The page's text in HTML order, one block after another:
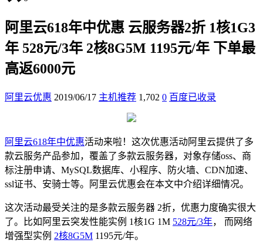
阿里云618年中优惠 云服务器2折 1核1G3
年 528元/3年 2核8G5M 1195元/年 下单最
高返6000元
阿里云优惠 2019/06/17 主机推荐 1,702 0 百度已收录
阿里云618年中优惠活动来啦！这次优惠活动阿里云提供了多
款云服务产品参加，覆盖了多款云服务器，对象存储oss、商
标注册申请、MySQL数据库、小程序、防火墙、CDN加速、
ssl证书、安骑士等。阿里云优惠会在本文中介绍详细情况。
这次活动最受关注的是多款云服务器 2折，优惠力度确实很大
了。比如阿里云突发性能实例 1核1G 1M 528元/3年， 而网络
增强型实例 2核8G5M 1195元/年。